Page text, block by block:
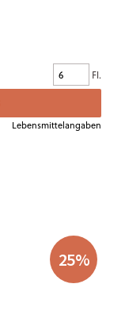
Fl.
Lebensmittelangaben
25%